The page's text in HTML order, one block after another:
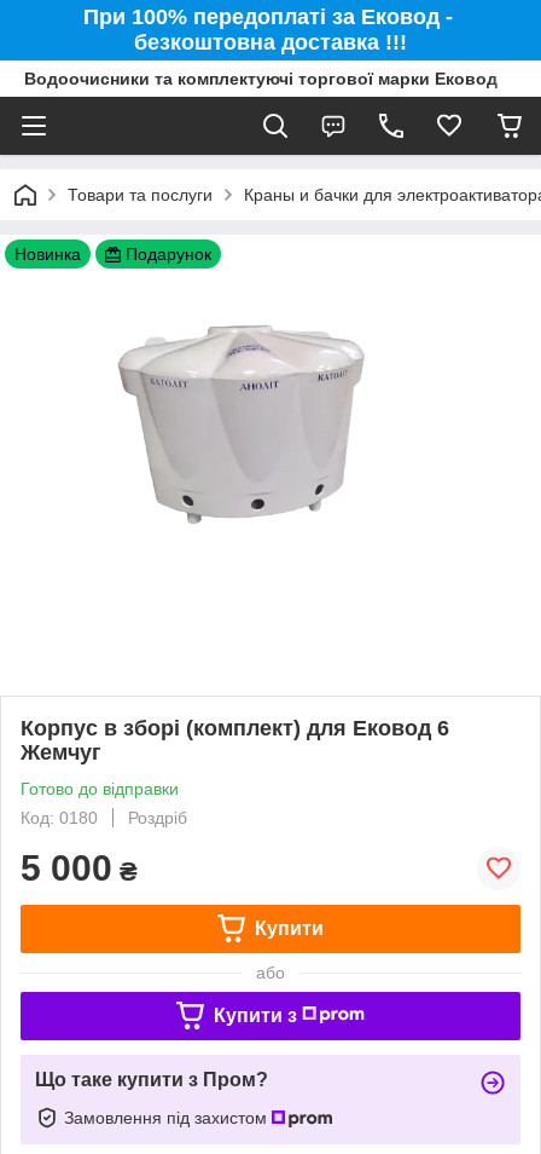
При 100% передоплаті за Ековод -
безкоштовна доставка !!!
Водоочисники та комплектуючі торгової марки Ековод
Товари та послуги Краны и бачки для
Новинка Подарунок
Корпус в зборі (комплект) для Ековод 6
Жемчуг
Готово до відправки
Код: 0180
Роздріб
5 000 ₴
Купити
або
Купити з
Що таке купити з Пром?
Замовлення під захистом